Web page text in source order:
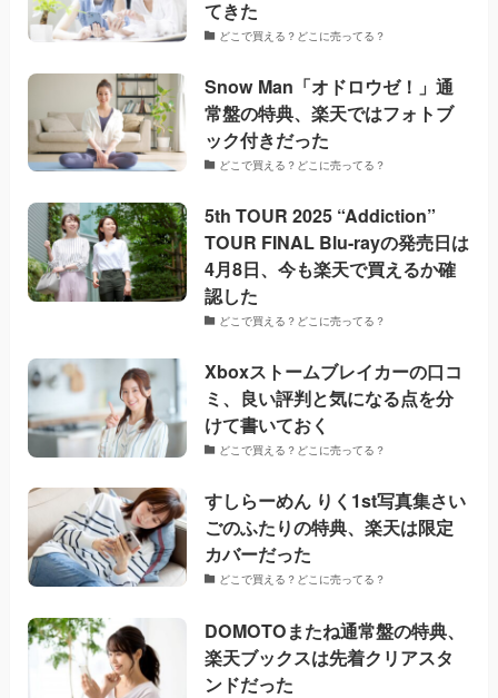
てきた
どこで買える？どこに売ってる？
Snow Man「オドロウゼ！」通
常盤の特典、楽天ではフォトブ
ック付きだった
どこで買える？どこに売ってる？
5th TOUR 2025 “Addiction”
TOUR FINAL Blu-rayの発売日は
4月8日、今も楽天で買えるか確
認した
どこで買える？どこに売ってる？
Xboxストームブレイカーの口コ
ミ、良い評判と気になる点を分
けて書いておく
どこで買える？どこに売ってる？
すしらーめん りく1st写真集さい
ごのふたりの特典、楽天は限定
カバーだった
どこで買える？どこに売ってる？
DOMOTOまたね通常盤の特典、
楽天ブックスは先着クリアスタ
ンドだった